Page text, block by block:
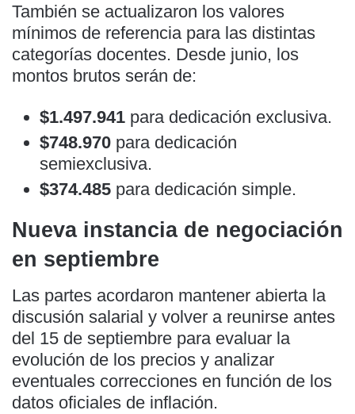
También se actualizaron los valores
mínimos de referencia para las distintas
categorías docentes. Desde junio, los
montos brutos serán de:
$1.497.941 para dedicación exclusiva.
$748.970 para dedicación
semiexclusiva.
$374.485 para dedicación simple.
Nueva instancia de negociación
en septiembre
Las partes acordaron mantener abierta la
discusión salarial y volver a reunirse antes
del 15 de septiembre para evaluar la
evolución de los precios y analizar
eventuales correcciones en función de los
datos oficiales de inflación.